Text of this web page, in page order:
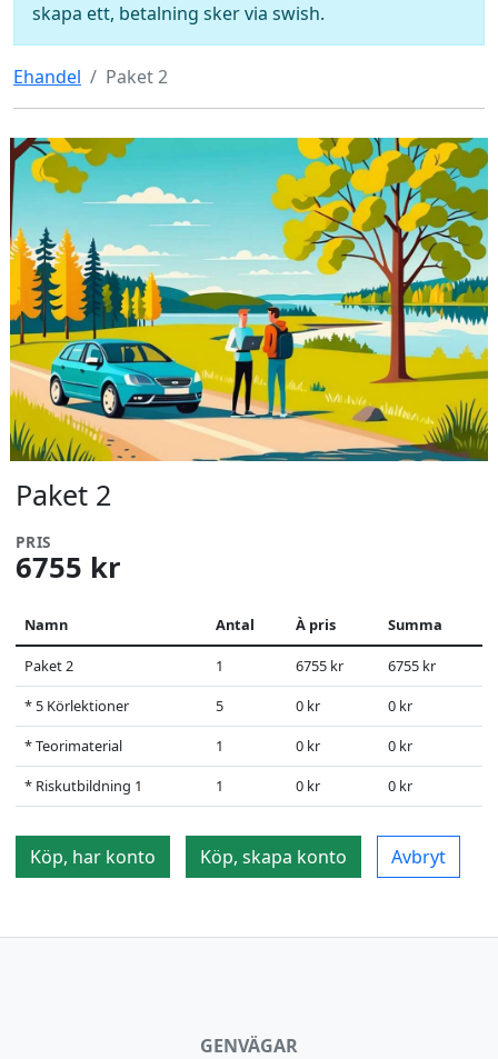
skapa ett, betalning sker via swish.
Ehandel Paket 2
Paket 2
PRIS
6755 kr
Namn Antal À pris Summa
Paket 2 1 6755 kr
6755 kr
* 5 Körlektioner
5 0 kr
0 kr
* Teorimaterial
1 0 kr
0 kr
* Riskutbildning 1
1 0 kr 0 kr
Köp, har konto Köp, skapa konto Avbryt
GENVÄGAR